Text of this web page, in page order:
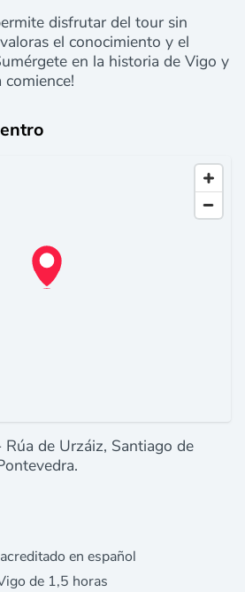
disfrutar del tour sin
el conocimiento y el
en la historia de Vigo y
de Urzáiz, Santiago de
en español
de 1,5 horas